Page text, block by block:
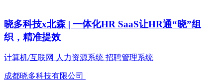
晓多科技x北森 | 一体化HR SaaS让HR通“晓”组
织，精准提效
计算机/互联网 人力资源系统 招聘管理系统
成都晓多科技有限公司